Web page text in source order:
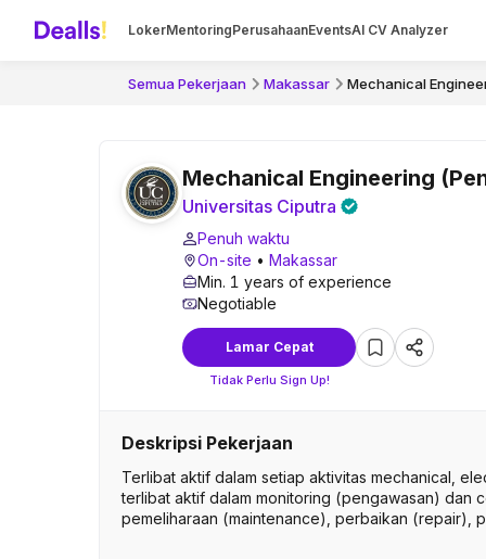
LokerMentoringPerusahaanEventsAI CV Analyzer
Semua Pekerjaan Makassar Mechanical
Mechanical Engineering
Universitas Ciputra
Penuh waktu
On-site • Makassar
Min. 1 years of experience
Negotiable
Lamar Cepat
Tidak Perlu Sign Up!
Deskripsi Pekerjaan
Terlibat aktif dalam setiap aktivitas mechanical,
terlibat aktif dalam monitoring (pengawasan) dan
pemeliharaan (maintenance), perbaikan (repair),